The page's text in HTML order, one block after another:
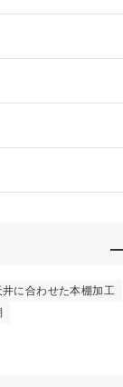
井に合わせた本棚加工